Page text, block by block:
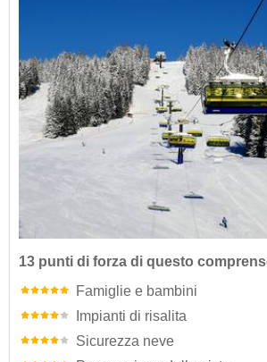
13 punti di forza di questo
Famiglie e bambini
Impianti di risalita
Sicurezza neve